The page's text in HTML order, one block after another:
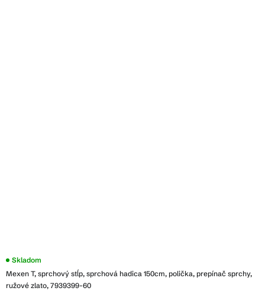
Mexen T, sprchový stĺp, sprchová hadica 150cm, polička, prepínač sprchy,
ružové zlato, 7939399-60
Skladom